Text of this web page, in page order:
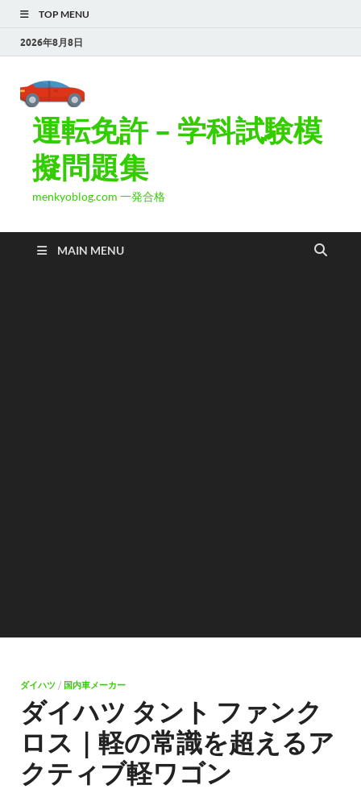
TOP MENU
2026年8月8日
運転免許 – 学科試験模
擬問題集
menkyoblog.com 一発合格
MAIN MENU
ダイハツ / 国内車メーカー
ダイハツ タント ファンク
ロス｜軽の常識を超えるア
クティブ軽ワゴン